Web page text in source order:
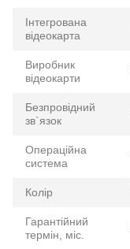
Інтегрована
відеокарта
Виробник
відеокарти
Безпровідний
зв`язок
Операційна
система
Колір
Гарантійний
термін, міс.